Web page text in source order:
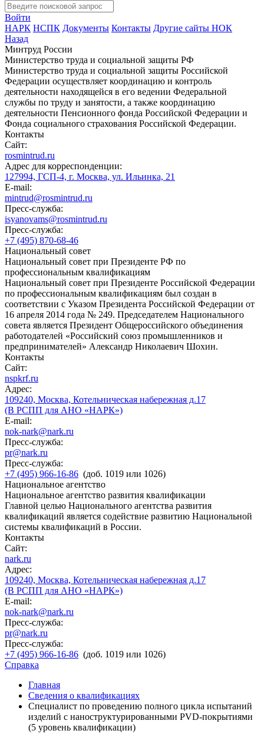
Войти
НАРК НСПК Документы Контакты Другие сайты НОК
Назад
Минтруд России
Министерство труда и социальной защиты РФ
Министерство труда и социальной защиты Российской
Федерации осуществляет координацию и контроль
деятельности находящейся в его ведении Федеральной
службы по труду и занятости, а также координацию
деятельности Пенсионного фонда Российской Федерации и
Фонда социального страхования Российской Федерации.
Контакты
Сайт:
rosmintrud.ru
Адрес для корреспонденции:
127994, ГСП-4, г. Москва, ул. Ильинка, 21
E-mail:
mintrud@rosmintrud.ru
Пресс-служба:
isyanovams@rosmintrud.ru
Пресс-служба:
+7 (495) 870-68-46
Национальный совет
Национальный совет при Президенте РФ по
профессиональным квалификациям
Национальный совет при Президенте Российской Федерации
по профессиональным квалификациям был создан в
соответствии с Указом Президента Российской Федерации от
16 апреля 2014 года № 249. Председателем Национального
совета является Президент Общероссийского объединения
работодателей «Российский союз промышленников и
предпринимателей» Александр Николаевич Шохин.
Контакты
Сайт:
nspkrf.ru
Адрес:
109240, Москва, Котельническая набережная д.17
(В РСПП для АНО «НАРК»)
E-mail:
nok-nark@nark.ru
Пресс-служба:
pr@nark.ru
Пресс-служба:
+7 (495) 966-16-86 (доб. 1019 или 1026)
Национальное агентство
Национальное агентство развития квалификации
Главной целью Национального агентства развития
квалификаций является содействие развитию Национальной
системы квалификаций в России.
Контакты
Сайт:
nark.ru
Адрес:
109240, Москва, Котельническая набережная д.17
(В РСПП для АНО «НАРК»)
E-mail:
nok-nark@nark.ru
Пресс-служба:
pr@nark.ru
Пресс-служба:
+7 (495) 966-16-86 (доб. 1019 или 1026)
Справка
Главная
Сведения о квалификациях
Специалист по проведению полного цикла испытаний
изделий с наноструктурированными PVD-покрытиями
(5 уровень квалификации)